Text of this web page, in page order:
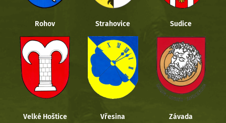
Rohov Strahovice Sudice
Velké Hoštice Vřesina Závada